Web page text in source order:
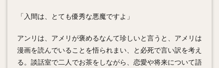
「入間は、とても優秀な悪魔ですよ」
アンリは、アメリが褒めるなんて珍しいと言うと、アメリは
漫画を読んでいることを悟られまい、と必死で言い訳を考え
る。談話室で二人でお茶をしながら、恋愛や将来について語